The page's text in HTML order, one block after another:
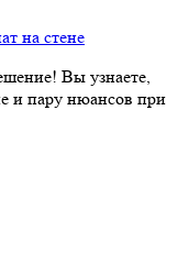
на стене
Вы узнаете,
и пару нюансов при